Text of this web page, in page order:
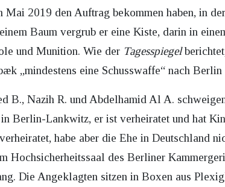
2019 den Auftrag bekommen haben, in
Baum vergrub er eine Kiste, darin in
und Munition. Wie der Tagesspiegel
„mindestens eine Schusswaffe“ nach Berlin
B., Nazih R. und Abdelhamid Al A.
Berlin-Lankwitz, er ist verheiratet und hat
habe aber die Ehe in Deutschland
Hochsicherheitssaal des Berliner
Die Angeklagten sitzen in Boxen aus